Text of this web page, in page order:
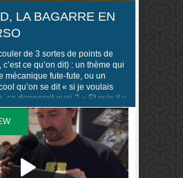
LA BAGARRE EN
de 3 sortes de points de
ce qu’on dit) : un thème qui
mécanique fute-fute, ou un
qu’on se dit « si je voulais
ça donnerait quoi ? » Et puis il y